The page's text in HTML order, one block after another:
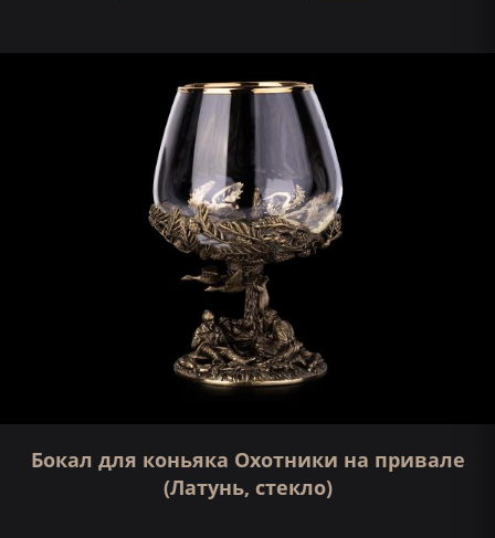
Бокал для коньяка Охотники на привале
(Латунь, стекло)